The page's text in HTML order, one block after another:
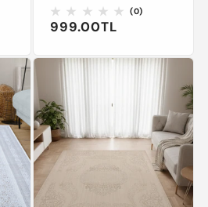
(0)
Normal
999.00TL